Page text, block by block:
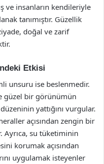
ve insanların kendileriyle
tanımıştır. Güzellik
doğal ve zarif
Etkisi
unsuru ise beslenmedir.
güzel bir görünümün
yattığını vurgular.
açısından zengin bir
Ayrıca, su tüketiminin
korumak açısından
uygulamak isteyenler